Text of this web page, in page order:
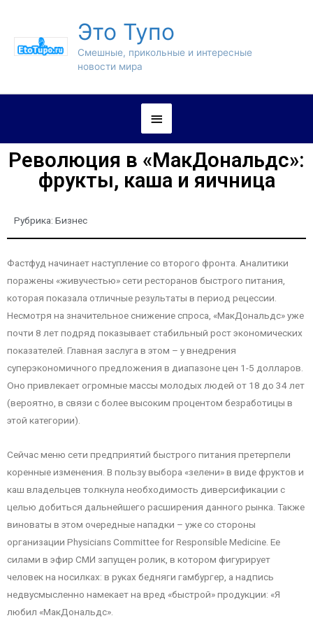
Это Тупо
Смешные, прикольные и интересные
новости мира
Революция в «МакДональдс»:
фрукты, каша и яичница
Рубрика: Бизнес
Фастфуд начинает наступление со второго фронта. Аналитики
поражены «живучестью» сети ресторанов быстрого питания,
которая показала отличные результаты в период рецессии.
Несмотря на значительное снижение спроса, «МакДональдс» уже
почти 8 лет подряд показывает стабильный рост экономических
показателей. Главная заслуга в этом – у внедрения
суперэкономичного предложения в диапазоне цен 1-5 долларов.
Оно привлекает огромные массы молодых людей от 18 до 34 лет
(вероятно, в связи с более высоким процентом безработицы в
этой категории).
Сейчас меню сети предприятий быстрого питания претерпели
коренные изменения. В пользу выбора «зелени» в виде фруктов и
каш владельцев толкнула необходимость диверсификации с
целью добиться дальнейшего расширения данного рынка. Также
виноваты в этом очередные нападки – уже со стороны
организации Physicians Committee for Responsible Medicine. Ее
силами в эфир СМИ запущен ролик, в котором фигурирует
человек на носилках: в руках бедняги гамбургер, а надпись
недвусмысленно намекает на вред «быстрой» продукции: «Я
любил «МакДональдс».